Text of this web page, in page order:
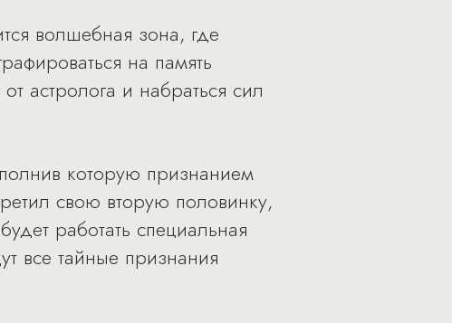
волшебная зона, где
на память
астролога и набраться сил
которую признанием
свою вторую половинку,
работать специальная
все тайные признания